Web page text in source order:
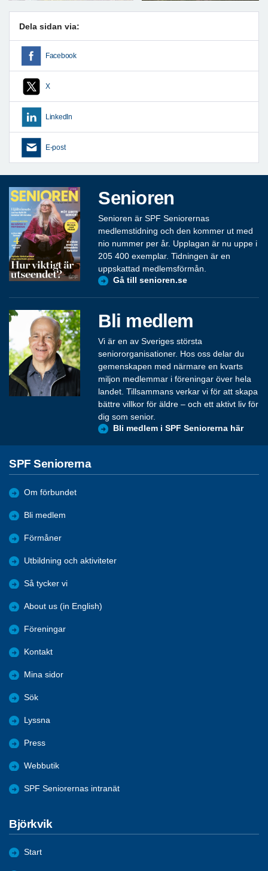
Dela sidan via:
Facebook
X
LinkedIn
E-post
Senioren
Senioren är SPF Seniorernas
medlemstidning och den kommer ut med
nio nummer per år. Upplagan är nu uppe i
205 400 exemplar. Tidningen är en
uppskattad medlemsförmån.
Gå till senioren.se
Bli medlem
Vi är en av Sveriges största
seniororganisationer. Hos oss delar du
gemenskapen med närmare en kvarts
miljon medlemmar i föreningar över hela
landet. Tillsammans verkar vi för att skapa
bättre villkor för äldre – och ett aktivt liv för
dig som senior.
Bli medlem i SPF Seniorerna här
SPF Seniorerna
Om förbundet
Bli medlem
Förmåner
Utbildning och aktiviteter
Så tycker vi
About us (in English)
Föreningar
Kontakt
Mina sidor
Sök
Lyssna
Press
Webbutik
SPF Seniorernas intranät
Björkvik
Start